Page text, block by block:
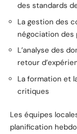
des standards
La gestion des
négociation des
L’analyse des
retour
La formation et
critiques
Les équipes
planification